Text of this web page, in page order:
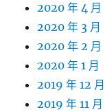
2020 年 4 月
2020 年 3 月
2020 年 2 月
2020 年 1 月
2019 年 12 月
2019 年 11 月